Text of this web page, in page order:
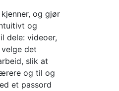
og gjør
og
dele: videoer,
det
slik at
og til og
et passord